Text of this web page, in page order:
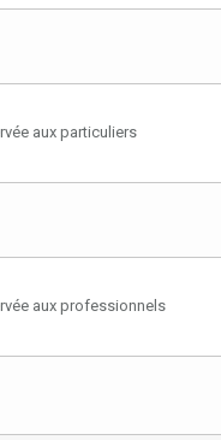
aux particuliers
aux professionnels